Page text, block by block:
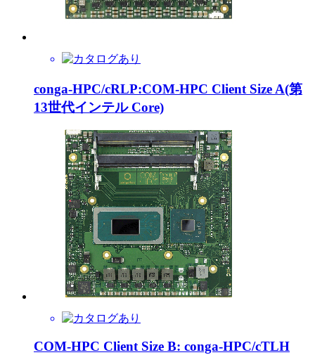
conga-HPC/cRLP:COM-HPC Client Size A(第
13世代インテル Core)
COM-HPC Client Size B: conga-HPC/cTLH